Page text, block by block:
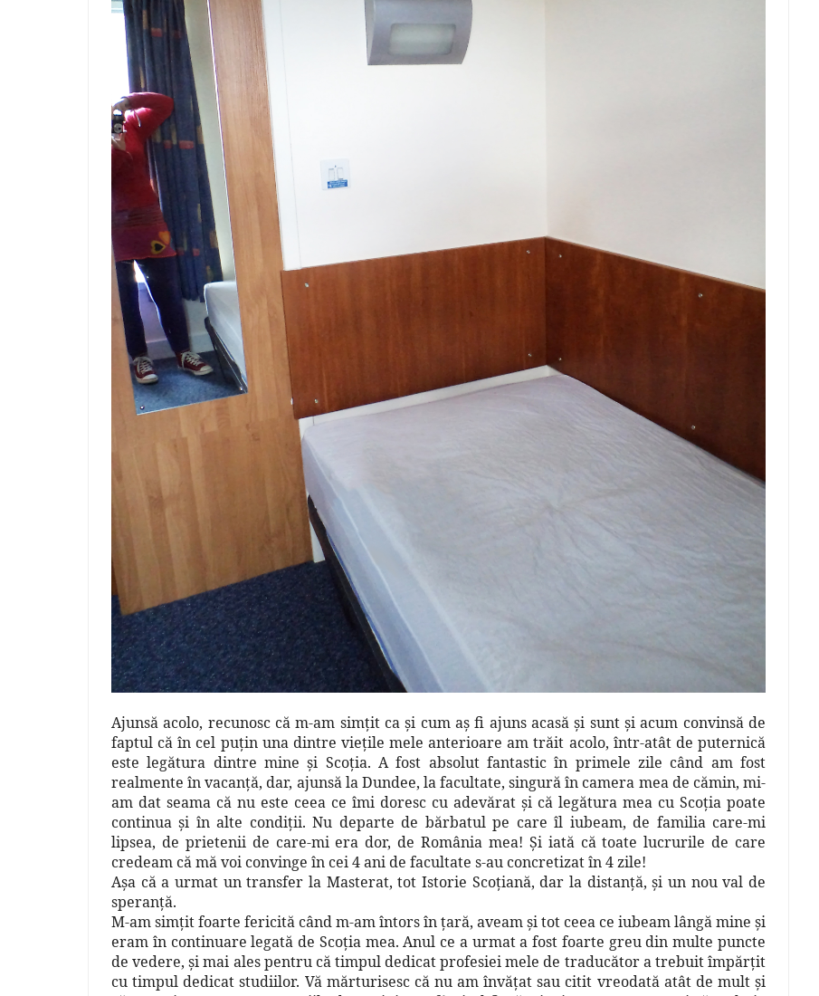
Ajunsă acolo, recunosc că m-am simţit ca şi cum aş fi ajuns acasă şi sunt şi acum convinsă de
faptul că în cel puţin una dintre vieţile mele anterioare am trăit acolo, într-atât de puternică
este legătura dintre mine şi Scoţia. A fost absolut fantastic în primele zile când am fost
realmente în vacanţă, dar, ajunsă la Dundee, la facultate, singură în camera mea de cămin, mi-
am dat seama că nu este ceea ce îmi doresc cu adevărat şi că legătura mea cu Scoţia poate
continua şi în alte condiţii. Nu departe de bărbatul pe care îl iubeam, de familia care-mi
lipsea, de prietenii de care-mi era dor, de România mea! Şi iată că toate lucrurile de care
credeam că mă voi convinge în cei 4 ani de facultate s-au concretizat în 4 zile!
Aşa că a urmat un transfer la Masterat, tot Istorie Scoţiană, dar la distanţă, şi un nou val de
speranţă.
M-am simţit foarte fericită când m-am întors în ţară, aveam şi tot ceea ce iubeam lângă mine şi
eram în continuare legată de Scoţia mea. Anul ce a urmat a fost foarte greu din multe puncte
de vedere, şi mai ales pentru că timpul dedicat profesiei mele de traducător a trebuit împărţit
cu timpul dedicat studiilor. Vă mărturisesc că nu am învăţat sau citit vreodată atât de mult şi